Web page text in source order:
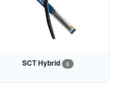
SCT Hybrid 6